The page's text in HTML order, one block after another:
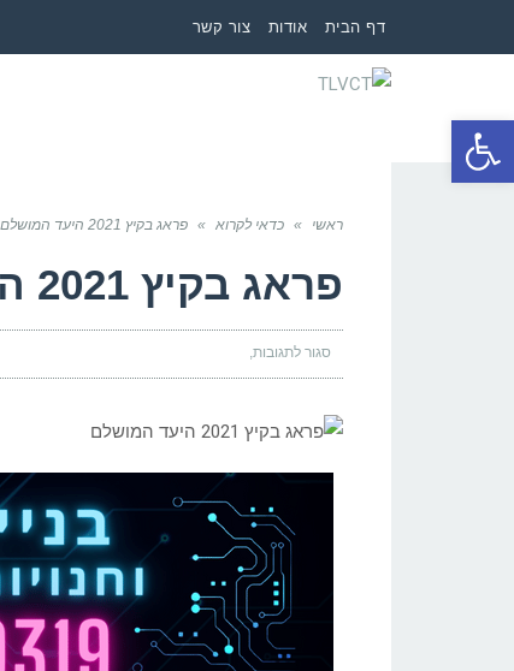
פתח סרגל נגישות
דף הבית אודות צור קשר
ראשי » כדאי לקרוא » פראג בקיץ 2021 היעד המושלם
פראג בקיץ 2021 היעד המושלם
סגור לתגובותעל
בקיץ
המושלם